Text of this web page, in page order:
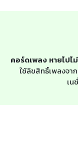
คอร์ดเพลง หายไป
ใช้ลิขสิทธิ์เพลงจา
เน